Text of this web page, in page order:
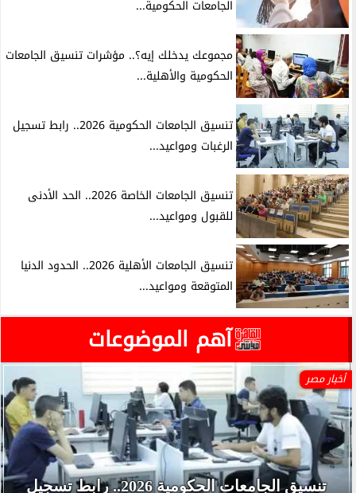
الجامعات الحكومية...
مجموعك يدخلك إيه؟.. مؤشرات تنسيق الجامعات
الحكومية والأهلية...
تنسيق الجامعات الحكومية 2026.. رابط تسجيل
الرغبات ومواعيد...
تنسيق الجامعات الخاصة 2026.. الحد الأدنى
للقبول ومواعيد...
تنسيق الجامعات الأهلية 2026.. الحدود الدنيا
المتوقعة ومواعيد...
آهم الموضوعات
أخبار مصر
تنسيق الجامعات الحكومية 2026.. رابط تسجيل